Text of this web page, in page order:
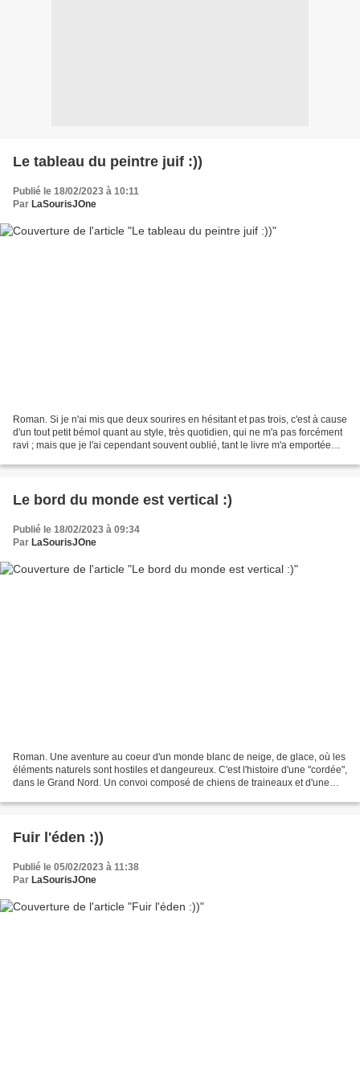
Le tableau du peintre juif :))
Publié le 18/02/2023 à 10:11
Par LaSourisJOne
Roman. Si je n'ai mis que deux sourires en hésitant et pas trois, c'est à cause
d'un tout petit bémol quant au style, très quotidien, qui ne m'a pas forcément
ravi ; mais que je l'ai cependant souvent oublié, tant le livre m'a emportée
Le bord du monde est vertical :)
Publié le 18/02/2023 à 09:34
Par LaSourisJOne
Roman. Une aventure au coeur d'un monde blanc de neige, de glace, où les
éléments naturels sont hostiles et dangeureux. C'est l'histoire d'une "cordée",
dans le Grand Nord. Un convoi composé de chiens de traineaux et d'une
Fuir l'éden :))
Publié le 05/02/2023 à 11:38
Par LaSourisJOne